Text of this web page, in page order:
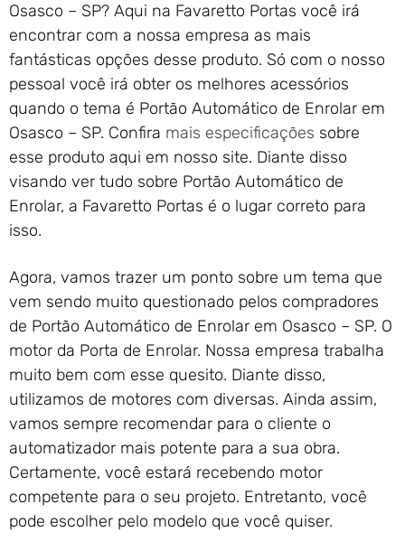
Enrolar em Nova Iguaçu – RJ
Portão de Garagem de
Enrolar em Nova Friburgo –
RJ
Osasco – SP? Aqui na Favaretto Portas você irá
encontrar com a nossa empresa as mais
fantásticas opções desse produto. Só com o nosso
pessoal você irá obter os melhores acessórios
quando o tema é Portão Automático de Enrolar em
Osasco – SP. Confira mais especificações sobre
esse produto aqui em nosso site. Diante disso
visando ver tudo sobre Portão Automático de
Enrolar, a Favaretto Portas é o lugar correto para
isso.
Agora, vamos trazer um ponto sobre um tema que
vem sendo muito questionado pelos compradores
de Portão Automático de Enrolar em Osasco – SP. O
motor da Porta de Enrolar. Nossa empresa trabalha
muito bem com esse quesito. Diante disso,
utilizamos de motores com diversas. Ainda assim,
vamos sempre recomendar para o cliente o
automatizador mais potente para a sua obra.
Certamente, você estará recebendo motor
competente para o seu projeto. Entretanto, você
pode escolher pelo modelo que você quiser.